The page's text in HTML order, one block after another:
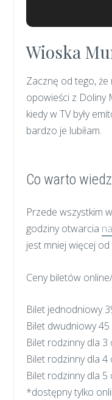
Wioska
Zacznę od tego, że
opowieści z Doliny
kiedy w TV były
bardzo je lubiłam.
Co warto
Przede wszystkim
godziny otwarcia
jest mniej więcej
Ceny biletów
Bilet jednodniowy
Bilet dwudniowy 45
Bilet rodzinny dla
Bilet rodzinny dla
Bilet rodzinny dla
*dostępny tylko